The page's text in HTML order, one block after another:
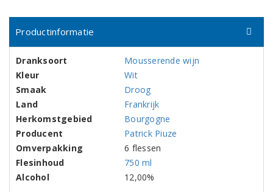
Productinformatie
Dranksoort
Mousserende wijn
Kleur
Wit
Smaak
Droog
Land
Frankrijk
Herkomstgebied
Bourgogne
Producent
Patrick Piuze
Omverpakking
6 flessen
Flesinhoud
750 ml
Alcohol
12,00%